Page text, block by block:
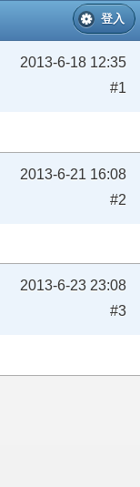
登入
2013-6-18 12:35
#1
2013-6-21 16:08
#2
2013-6-23 23:08
#3